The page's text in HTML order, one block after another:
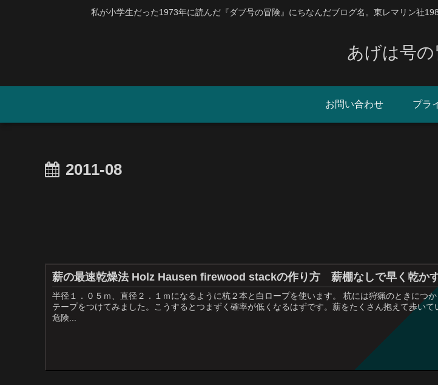
私が小学生だった1973年に読んだ『ダブ号の冒険』にちなんだブログ名。東レマリン社
あげは号の
お問い合わせ プラ
2011-08
薪の最速乾燥法 Holz Hausen firewood stackの作り方 薪棚なしで早く乾か
半径１．０５ｍ、直径２．１ｍになるように杭２本と白ロープを使います。 杭には狩猟のときにつ
テープをつけてみました。こうするとつまずく確率が低くなるはずです。薪をたくさん抱えて歩いて
危険...